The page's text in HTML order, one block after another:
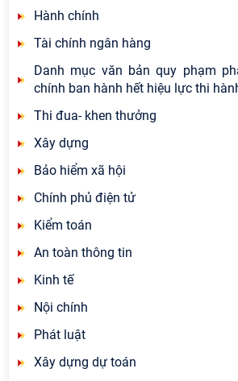
Hành chính
Tài chính ngân hàng
Danh mục văn bản quy phạm
chính ban hành hết hiệu lực thi
Thi đua- khen thưởng
Xây dựng
Bảo hiểm xã hội
Chính phủ điện tử
Kiểm toán
An toàn thông tin
Kinh tế
Nội chính
Phát luật
Xây dựng dự toán